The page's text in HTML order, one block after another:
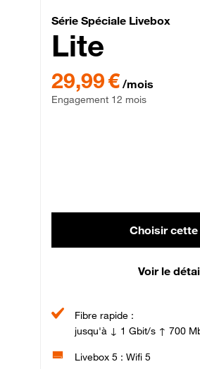
Série
Série Spéciale Livebox
Lite
29,99 € par mois , Engagement
29,99 € /mois
Engagement 12 mois
Choisir
Voir le
Fibre rapide :
jusqu'à ↓ 1 Gbit/s ↑ 700
Livebox 5 : Wifi 5